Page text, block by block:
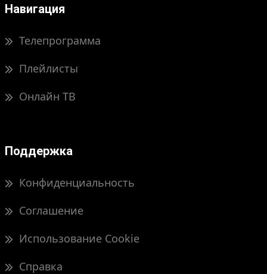
Навигация
Телепрограмма
Плейлисты
Онлайн ТВ
Поддержка
Конфиденциальность
Соглашение
Использование Cookie
Справка